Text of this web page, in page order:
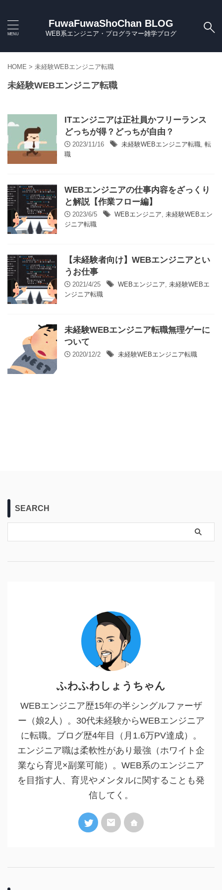
FuwaFuwaShoChan BLOG
WEB系エンジニア・プログラマー雑学ブログ
HOME > 未経験WEBエンジニア転職
未経験WEBエンジニア転職
ITエンジニアは正社員かフリーランス
どっちが得？どっちが自由？
2023/11/16 未経験WEBエンジニア転職, 転
職
WEBエンジニアの仕事内容をざっくり
と解説【作業フロー編】
2023/6/5 WEBエンジニア, 未経験WEBエン
ジニア転職
【未経験者向け】WEBエンジニアとい
うお仕事
2021/4/25 WEBエンジニア, 未経験WEBエ
ンジニア転職
未経験WEBエンジニア転職無理ゲーに
ついて
2020/12/2 未経験WEBエンジニア転職
SEARCH
ふわふわしょうちゃん
WEBエンジニア歴15年の半シングルファーザ
ー（娘2人）。30代未経験からWEBエンジニア
に転職。ブログ歴4年目（月1.6万PV達成）。
エンジニア職は柔軟性があり最強（ホワイト企
業なら育児×副業可能）。WEB系のエンジニア
を目指す人、育児やメンタルに関することも発
信してく。